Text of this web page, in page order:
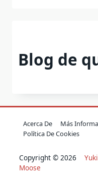
Blog de
Acerca De
Más
Política De Cookies
Copyright © 2026
Moose